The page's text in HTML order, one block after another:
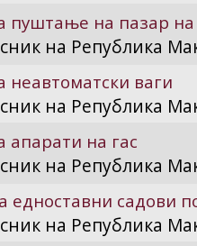
пуштање на пазар
на Република
неавтоматски ваги
на Република
апарати на гас
на Република
едноставни садови
на Република